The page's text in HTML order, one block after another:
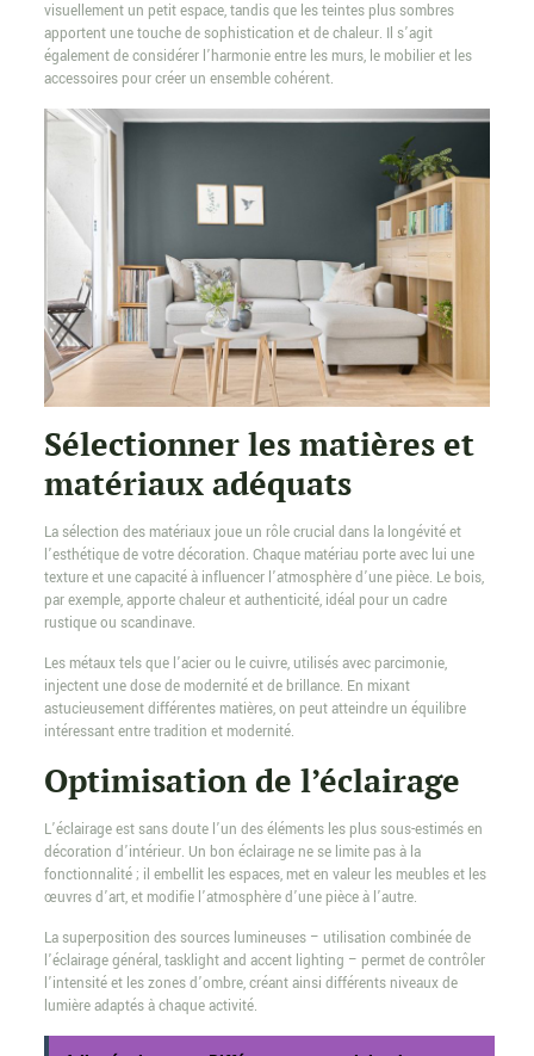
visuellement un petit espace, tandis que les teintes plus sombres
apportent une touche de sophistication et de chaleur. Il s’agit
également de considérer l’harmonie entre les murs, le mobilier et les
accessoires pour créer un ensemble cohérent.
Sélectionner les matières et
matériaux adéquats
La sélection des matériaux joue un rôle crucial dans la longévité et
l’esthétique de votre décoration. Chaque matériau porte avec lui une
texture et une capacité à influencer l’atmosphère d’une pièce. Le bois,
par exemple, apporte chaleur et authenticité, idéal pour un cadre
rustique ou scandinave.
Les métaux tels que l’acier ou le cuivre, utilisés avec parcimonie,
injectent une dose de modernité et de brillance. En mixant
astucieusement différentes matières, on peut atteindre un équilibre
intéressant entre tradition et modernité.
Optimisation de l’éclairage
L’éclairage est sans doute l’un des éléments les plus sous-estimés en
décoration d’intérieur. Un bon éclairage ne se limite pas à la
fonctionnalité ; il embellit les espaces, met en valeur les meubles et les
œuvres d’art, et modifie l’atmosphère d’une pièce à l’autre.
La superposition des sources lumineuses – utilisation combinée de
l’éclairage général, tasklight and accent lighting – permet de contrôler
l’intensité et les zones d’ombre, créant ainsi différents niveaux de
lumière adaptés à chaque activité.